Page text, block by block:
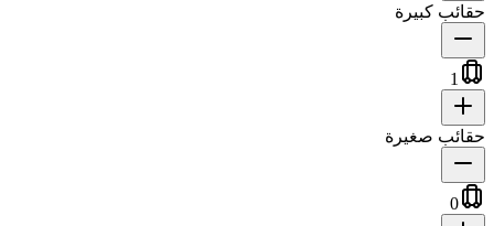
حقائب كبيرة
1
حقائب صغيرة
0